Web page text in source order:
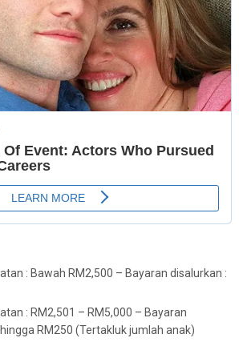
: Bawah RM2,500 – Bayaran disalurkan :
: RM2,501 – RM5,000 – Bayaran
RM250 (Tertakluk jumlah anak)